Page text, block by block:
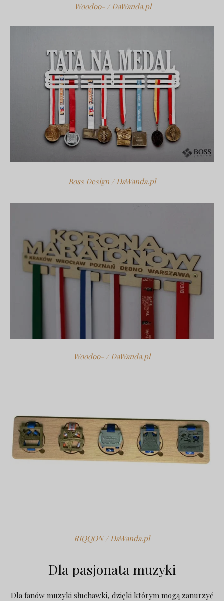
Woodoo- / DaWanda.pl
Boss Design / DaWanda.pl
Woodoo- / DaWanda.pl
RIQQON / DaWanda.pl
Dla pasjonata muzyki
Dla fanów muzyki słuchawki, dzięki którym mogą zanurzyć